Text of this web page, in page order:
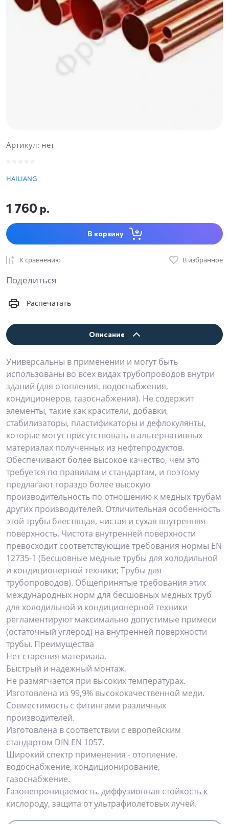
Артикул: нет
HAILIANG
1 760 р.
В корзину
К сравнению В избранное
Поделиться
Распечатать
Описание
Универсальны в применении и могут быть
использованы во всех видах трубопроводов внутри
зданий (для отопления, водоснабжения,
кондиционеров, газоснабжения). Не содержит
элементы, такие как красители, добавки,
стабилизаторы, пластификаторы и дефлокулянты,
которые могут присутствовать в альтернативных
материалах полученных из нефтепродуктов.
Обеспечивают более высокое качество, чем это
требуется по правилам и стандартам, и поэтому
предлагают гораздо более высокую
производительность по отношению к медных трубам
других производителей. Отличительная особенность
этой трубы блестящая, чистая и сухая внутренняя
поверхность. Чистота внутренней поверхности
превосходит соответствующие требования нормы EN
12735-1 (Бесшовные медные трубы для холодильной
и кондиционерной техники; Трубы для
трубопроводов). Общепринятые требования этих
международных норм для бесшовных медных труб
для холодильной и кондиционерной техники
регламентируют максимально допустимые примеси
(остаточный углерод) на внутренней поверхности
трубы. Преимущества
Нет старения материала.
Быстрый и надежный монтаж.
Не размягчается при высоких температурах.
Изготовлена из 99,9% высококачественной меди.
Совместимость с фитингами различных
производителей.
Изготовлена в соответствии с европейским
стандартом DIN EN 1057.
Широкий спектр применения - отопление,
водоснабжение, кондиционирование,
газоснабжение.
Газонепроницаемость, диффузионная стойкость к
кислороду, защита от ультрафиолетовых лучей.